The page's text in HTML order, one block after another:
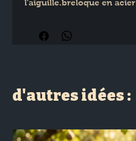
l'aiguille.breloque en acier
d'autres idées :